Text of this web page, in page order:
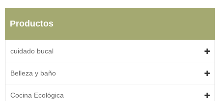
Productos
cuidado bucal
Belleza y baño
Cocina Ecológica